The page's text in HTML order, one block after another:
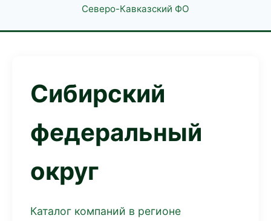
Северо-Кавказский ФО
Сибирский
федеральный
округ
Каталог компаний в регионе